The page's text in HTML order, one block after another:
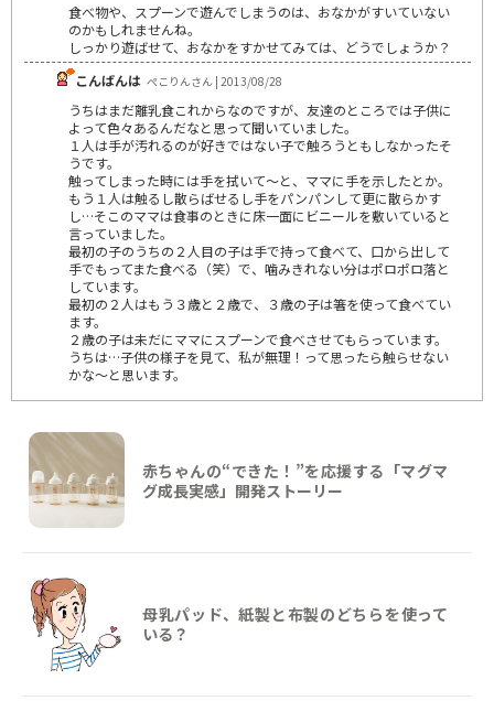
食べ物や、スプーンで遊んでしまうのは、おなかがすいていない
のかもしれませんね。
しっかり遊ばせて、おなかをすかせてみては、どうでしょうか？
こんばんは ぺこりんさん | 2013/08/28
うちはまだ離乳食これからなのですが、友達のところでは子供に
よって色々あるんだなと思って聞いていました。
１人は手が汚れるのが好きではない子で触ろうともしなかったそ
うです。
触ってしまった時には手を拭いて～と、ママに手を示したとか。
もう１人は触るし散らばせるし手をパンパンして更に散らかす
し…そこのママは食事のときに床一面にビニールを敷いていると
言っていました。
最初の子のうちの２人目の子は手で持って食べて、口から出して
手でもってまた食べる（笑）で、噛みきれない分はポロポロ落と
しています。
最初の２人はもう３歳と２歳で、３歳の子は箸を使って食べてい
ます。
２歳の子は未だにママにスプーンで食べさせてもらっています。
うちは…子供の様子を見て、私が無理！って思ったら触らせない
かな～と思います。
赤ちゃんの“できた！”を応援する「マグマ
グ成長実感」開発ストーリー
母乳パッド、紙製と布製のどちらを使って
いる？